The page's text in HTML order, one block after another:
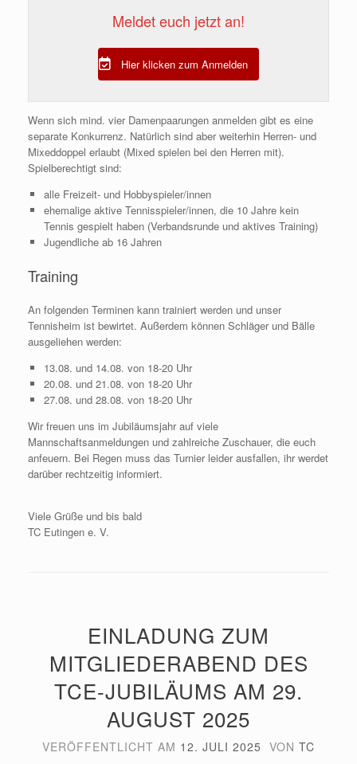
Meldet euch jetzt an!
Hier klicken zum Anmelden
Wenn sich mind. vier Damenpaarungen anmelden gibt es eine
separate Konkurrenz. Natürlich sind aber weiterhin Herren- und
Mixeddoppel erlaubt (Mixed spielen bei den Herren mit).
Spielberechtigt sind:
alle Freizeit- und Hobbyspieler/innen
ehemalige aktive Tennisspieler/innen, die 10 Jahre kein
Tennis gespielt haben (Verbandsrunde und aktives Training)
Jugendliche ab 16 Jahren
Training
An folgenden Terminen kann trainiert werden und unser
Tennisheim ist bewirtet. Außerdem können Schläger und Bälle
ausgeliehen werden:
13.08. und 14.08. von 18-20 Uhr
20.08. und 21.08. von 18-20 Uhr
27.08. und 28.08. von 18-20 Uhr
Wir freuen uns im Jubiläumsjahr auf viele
Mannschaftsanmeldungen und zahlreiche Zuschauer, die euch
anfeuern. Bei Regen muss das Turnier leider ausfallen, ihr werdet
darüber rechtzeitig informiert.
Viele Grüße und bis bald
TC Eutingen e. V.
EINLADUNG ZUM
MITGLIEDERABEND DES
TCE-JUBILÄUMS AM 29.
AUGUST 2025
VERÖFFENTLICHT AM 12. JULI 2025 VON TC